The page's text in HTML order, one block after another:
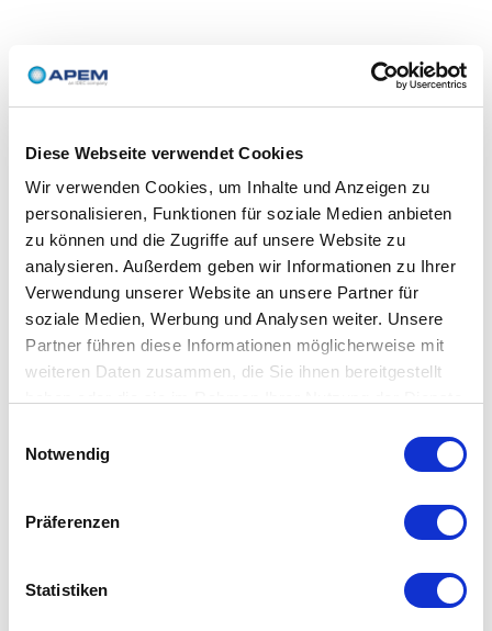
Diese Webseite verwendet Cookies
Wir verwenden Cookies, um Inhalte und Anzeigen zu
personalisieren, Funktionen für soziale Medien anbieten
zu können und die Zugriffe auf unsere Website zu
analysieren. Außerdem geben wir Informationen zu Ihrer
Verwendung unserer Website an unsere Partner für
soziale Medien, Werbung und Analysen weiter. Unsere
Partner führen diese Informationen möglicherweise mit
weiteren Daten zusammen, die Sie ihnen bereitgestellt
Notwendig
Präferenzen
Statistiken